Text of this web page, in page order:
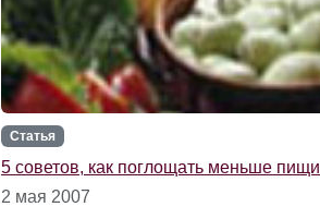
Статья
5 советов, как поглощать меньше пищи
2 мая 2007